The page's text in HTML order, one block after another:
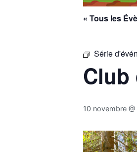
« Tous les
Série
Club
10 novembre